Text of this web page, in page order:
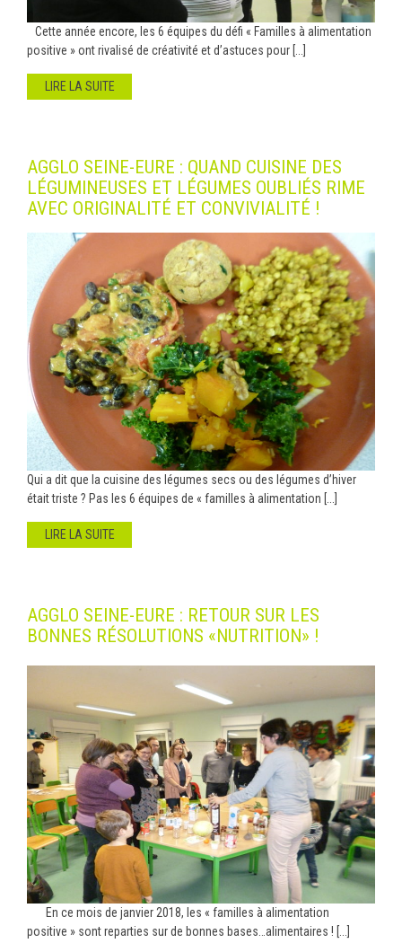
Cette année encore, les 6 équipes du défi « Familles à alimentation
positive » ont rivalisé de créativité et d’astuces pour [...]
LIRE LA SUITE
AGGLO SEINE-EURE : QUAND CUISINE DES
LÉGUMINEUSES ET LÉGUMES OUBLIÉS RIME
AVEC ORIGINALITÉ ET CONVIVIALITÉ !
Qui a dit que la cuisine des légumes secs ou des légumes d’hiver
était triste ? Pas les 6 équipes de « familles à alimentation [...]
LIRE LA SUITE
AGGLO SEINE-EURE : RETOUR SUR LES
BONNES RÉSOLUTIONS «NUTRITION» !
En ce mois de janvier 2018, les « familles à alimentation
positive » sont reparties sur de bonnes bases…alimentaires ! [...]